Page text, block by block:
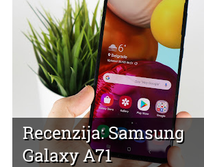
Recenzija: Samsung
Galaxy A71